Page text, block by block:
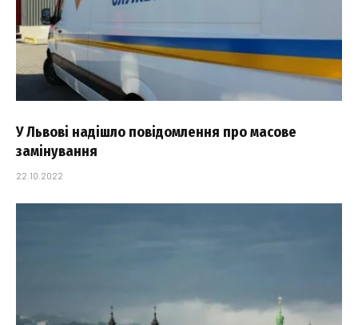
У Львові надішло повідомлення про масове
замінування
22.10.2022